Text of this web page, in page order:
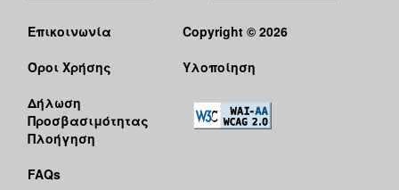
Επικοινωνία
Όροι Χρήσης
Δήλωση
Προσβασιμότητας
Πλοήγηση
FAQs
Copyright © 2026
Υλοποίηση